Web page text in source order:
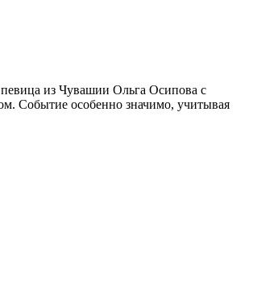
из Чувашии Ольга Осипова с
Событие особенно значимо, учитывая